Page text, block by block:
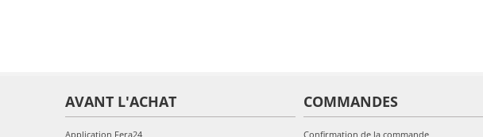
AVANT L'ACHAT
Application Fera24
COMMANDES
Confirmation de la commande